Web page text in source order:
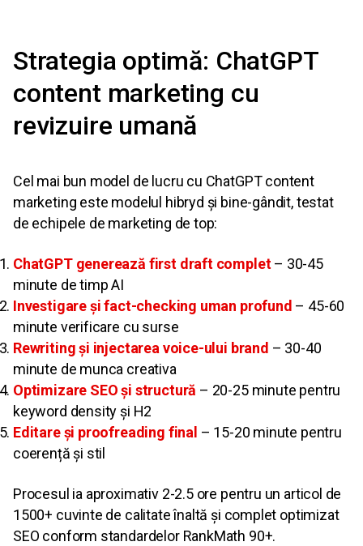
Strategia optimă: ChatGPT
content marketing cu
revizuire umană
Cel mai bun model de lucru cu ChatGPT content
marketing este modelul hibryd și bine-gândit, testat
de echipele de marketing de top:
ChatGPT generează first draft complet– 30-45
minute de timp AI
Investigare și fact-checking uman profund – 45-60
minute verificare cu surse
Rewriting și injectarea voice-ului brand – 30-40
minute de munca creativa
Optimizare SEO și structură – 20-25 minute pentru
keyword density și H2
Editare și proofreading final – 15-20 minute pentru
coerență și stil
Procesul ia aproximativ 2-2.5 ore pentru un articol de
1500+ cuvinte de calitate înaltă și complet optimizat
SEO conform standardelor RankMath 90+.